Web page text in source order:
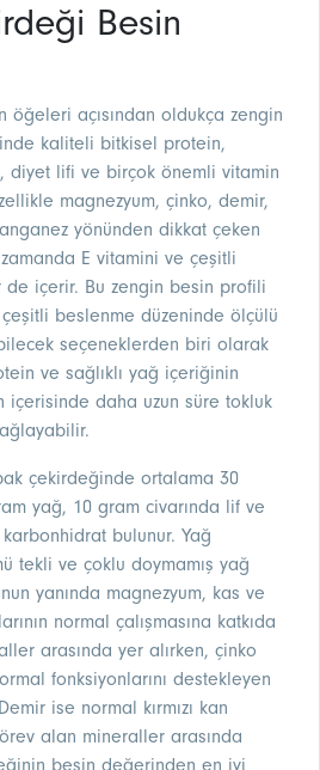
Besin
öğeleri açısından oldukça zengin
kaliteli bitkisel protein,
diyet lifi ve birçok önemli vitamin
magnezyum, çinko, demir,
yönünden dikkat çeken
E vitamini ve çeşitli
içerir. Bu zengin besin profili
beslenme düzeninde ölçülü
seçeneklerden biri olarak
ve sağlıklı yağ içeriğinin
içerisinde daha uzun süre tokluk
çekirdeğinde ortalama 30
yağ, 10 gram civarında lif ve
bulunur. Yağ
tekli ve çoklu doymamış yağ
yanında magnezyum, kas ve
normal çalışmasına katkıda
arasında yer alırken, çinko
fonksiyonlarını destekleyen
ise normal kırmızı kan
alan mineraller arasında